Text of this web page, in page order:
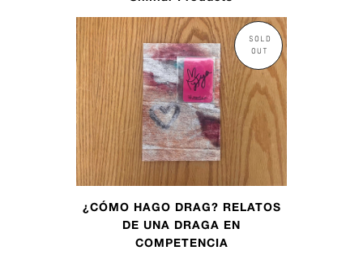
SOLD
OUT
¿CÓMO HAGO DRAG? RELATOS
DE UNA DRAGA EN
COMPETENCIA